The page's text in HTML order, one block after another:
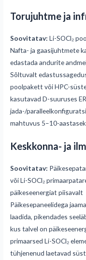
Torujuhtme ja
Soovitatav: Li-SOCl₂
Nafta- ja gaasijuhtmete
edastada andurite
Sõltuvalt
poolpakett või HPC-
kasutavad D-suuruses
jada-/
mahtuvus 5–10-
Keskkonna- ja
Soovitatav:
või Li-SOCl₂
päikeseenergiat piisavalt
Päikesepaneelidega
laadida, pikendades
kus talvel on
primaarsed Li-SOCl₂
tühjenenud laetavad